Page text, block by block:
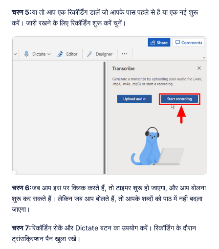
चरण 5:या तो आप एक रिकॉर्डिंग डालें जो आपके पास पहले से है या एक नई शुरू
करें। जारी रखने के लिए रिकॉर्डिंग शुरू करें चुनें।
चरण 6:जब आप इस पर क्लिक करते हैं, तो टाइमर शुरू हो जाएगा, और आप बोलना
शुरू कर सकते हैं। लेकिन जब आप बोलते हैं, तो आपके शब्दों को पाठ में नहीं बदला
जाएगा।
चरण 7:रिकॉर्डिंग रोकें और Dictate बटन का उपयोग करें। रिकॉर्डिंग के दौरान
ट्रांसक्रिप्शन पैन खुला रखें।